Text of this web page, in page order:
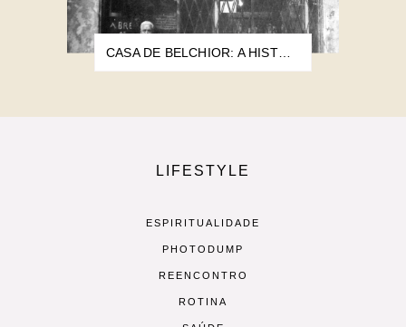
CASA DE BELCHIOR: A HISTÓRIA DO BRECHÓ
LIFESTYLE
ESPIRITUALIDADE
PHOTODUMP
REENCONTRO
ROTINA